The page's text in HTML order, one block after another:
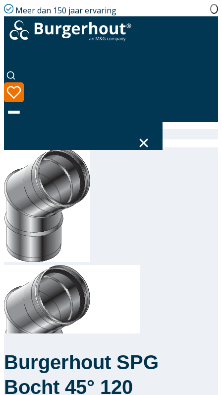
Meer dan 150 jaar ervaring
Taal
Assortiment
Oplossingen
Academy
Over ons
Contact
Burgerhout SPG
Bocht 45° 120